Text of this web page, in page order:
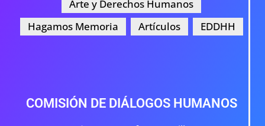
Arte y Derechos Humanos
Hagamos Memoria
Artículos EDDHH
COMISIÓN DE DIÁLOGOS HUMANOS